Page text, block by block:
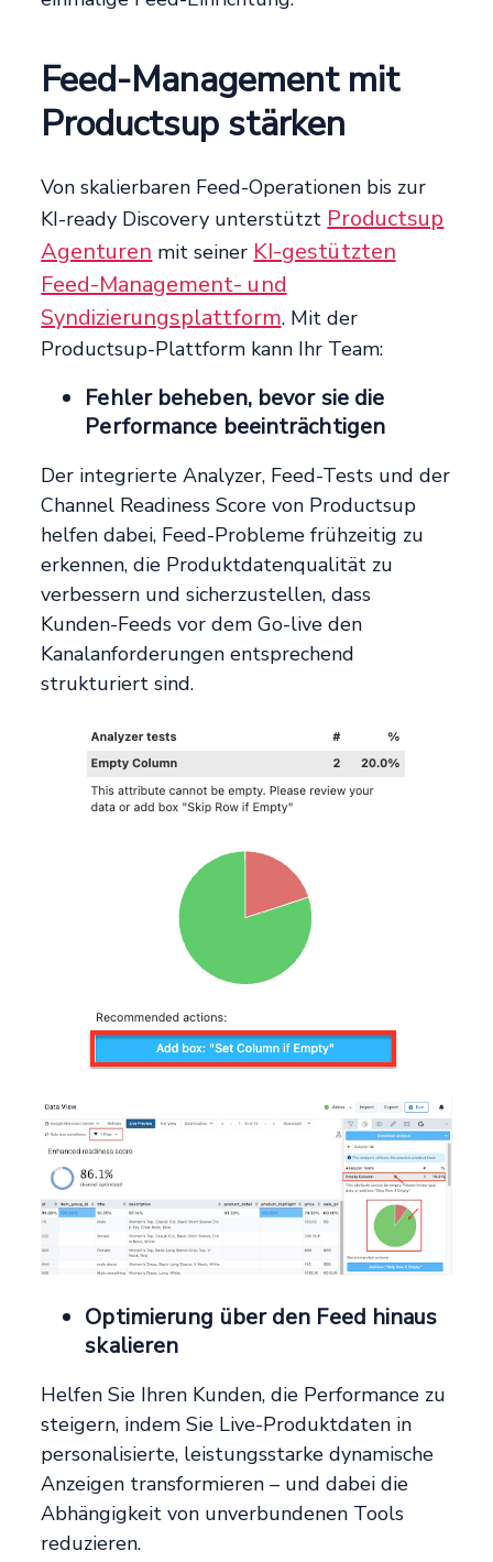
Feed-Management mit
Productsup stärken
Von skalierbaren Feed-Operationen bis zur
KI-ready Discovery unterstützt Productsup
Agenturen mit seiner KI-gestützten
Feed-Management- und
Syndizierungsplattform. Mit der
Productsup-Plattform kann Ihr Team:
Fehler beheben, bevor sie die
Performance beeinträchtigen
Der integrierte Analyzer, Feed-Tests und der
Channel Readiness Score von Productsup
helfen dabei, Feed-Probleme frühzeitig zu
erkennen, die Produktdatenqualität zu
verbessern und sicherzustellen, dass
Kunden-Feeds vor dem Go-live den
Kanalanforderungen entsprechend
strukturiert sind.
Optimierung über den Feed hinaus
skalieren
Helfen Sie Ihren Kunden, die Performance zu
steigern, indem Sie Live-Produktdaten in
personalisierte, leistungsstarke dynamische
Anzeigen transformieren – und dabei die
Abhängigkeit von unverbundenen Tools
reduzieren.